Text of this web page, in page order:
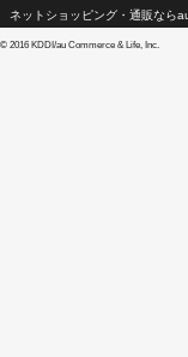
ネットショッピング・通販なら
© 2016 KDDI/au Commerce & Life, Inc.